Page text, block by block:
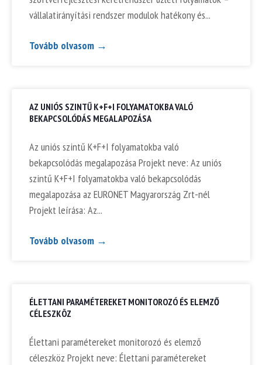
vállalatirányítási rendszer modulok hatékony és
Tovább olvasom →
AZ UNIÓS SZINTŰ K+F+I FOLYAMATOKBA VALÓ
BEKAPCSOLÓDÁS MEGALAPOZÁSA
Az uniós szintű K+F+I folyamatokba való
bekapcsolódás megalapozása Projekt neve: Az uniós
szintű K+F+I folyamatokba való bekapcsolódás
megalapozása az EURONET Magyarország Zrt-nél
Projekt leírása: Az
Tovább olvasom →
ÉLETTANI PARAMÉTEREKET MONITOROZÓ ÉS ELEMZŐ
CÉLESZKÖZ
Élettani paramétereket monitorozó és elemző
céleszköz Projekt neve: Élettani paramétereket